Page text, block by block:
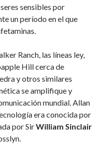
sensibles por
un período en el que
Ranch, las líneas ley,
Hill cerca de
y otros similares
se amplifique y
mundial. Allan
era conocida por
por SirWilliam Sinclair